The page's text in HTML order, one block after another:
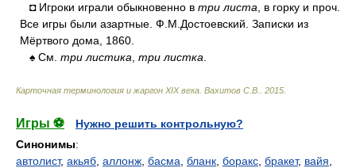
◘ Игроки играли обыкновенно в три листа , в горку и проч.
Все игры были азартные. Ф.М.Достоевский. Записки из
Мёртвого дома, 1860.
♠ См. три листика три листка
Карточная терминология и жаргон XIX века Вахитов С.В. 2015
Игры ⚽
Нужно решить контрольную?
Синонимы:
автолист, акьяб аллонж басма бланк боракс бракет, вайя